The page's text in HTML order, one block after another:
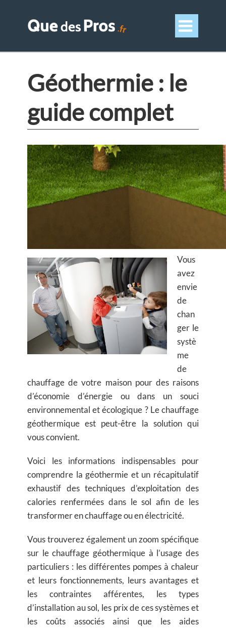

Géothermie : le
guide complet
Vous
avez
envie
de
chan
ger le
systè
me
de
chauffage de votre maison pour des raisons
d’économie d’énergie ou dans un souci
environnemental et écologique ? Le chauffage
géothermique est peut-être la solution qui
vous convient.
Voici les informations indispensables pour
comprendre la géothermie et un récapitulatif
exhaustif des techniques d’exploitation des
calories renfermées dans le sol afin de les
transformer en chauffage ou en électricité.
Vous trouverez également un zoom spécifique
sur le chauffage géothermique à l’usage des
particuliers : les différentes pompes à chaleur
et leurs fonctionnements, leurs avantages et
les contraintes afférentes, les types
d’installation au sol, les prix de ces systèmes et
les coûts associés ainsi que les aides